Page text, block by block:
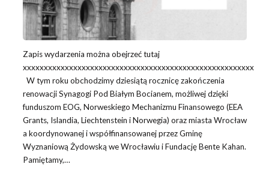
Zapis wydarzenia można obejrzeć tutaj
xxxxxxxxxxxxxxxxxxxxxxxxxxxxxxxxxxxxxxxxxxxxxxxxxxxxxxx
W tym roku obchodzimy dziesiątą rocznicę zakończenia
renowacji Synagogi Pod Białym Bocianem, możliwej dzięki
funduszom EOG, Norweskiego Mechanizmu Finansowego (EEA
Grants, Islandia, Liechtenstein i Norwegia) oraz miasta Wrocław
a koordynowanej i współfinansowanej przez Gminę
Wyznaniową Żydowską we Wrocławiu i Fundację Bente Kahan.
Pamiętamy,…